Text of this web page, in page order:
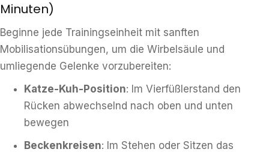
Minuten)
Beginne jede Trainingseinheit mit sanften
Mobilisationsübungen, um die Wirbelsäule und
umliegende Gelenke vorzubereiten:
Katze-Kuh-Position: Im Vierfüßlerstand den
Rücken abwechselnd nach oben und unten
bewegen
Beckenkreisen: Im Stehen oder Sitzen das